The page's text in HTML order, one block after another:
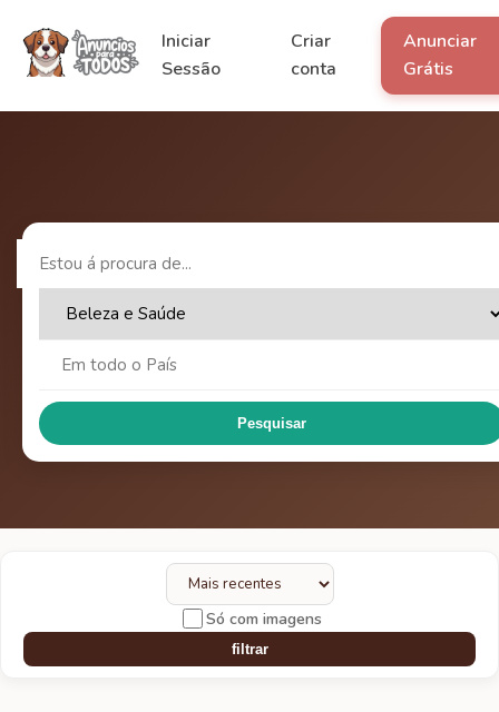
Iniciar
Sessão
Criar
conta
Anunciar
Grátis
Pesquisar
Só com imagens
filtrar